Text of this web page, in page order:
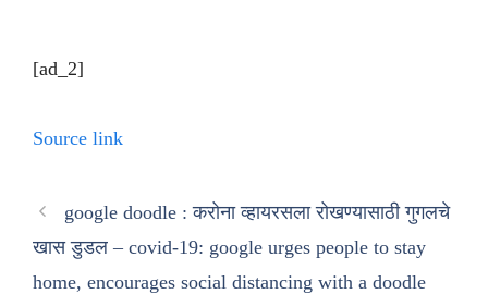
[ad_2]
Source link
google doodle : करोना व्हायरसला रोखण्यासाठी गुगलचे
खास डुडल – covid-19: google urges people to stay
home, encourages social distancing with a doodle